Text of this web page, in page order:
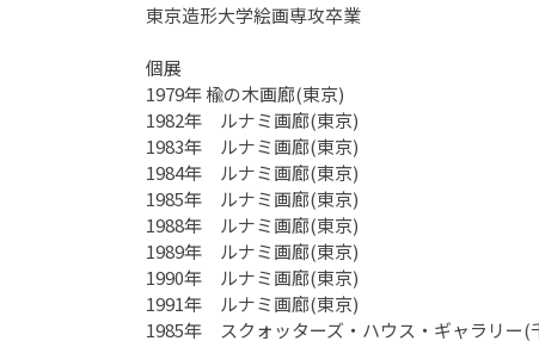
東京造形大学絵画専攻卒業
個展
1979年 楡の木画廊(東京)
1982年 ルナミ画廊(東京)
1983年 ルナミ画廊(東京)
1984年 ルナミ画廊(東京)
1985年 ルナミ画廊(東京)
1988年 ルナミ画廊(東京)
1989年 ルナミ画廊(東京)
1990年 ルナミ画廊(東京)
1991年 ルナミ画廊(東京)
1985年 スクォッターズ・ハウス・ギャラリー(